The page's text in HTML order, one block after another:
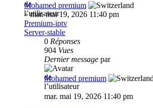
Mohamed premium
»mar. mai 19, 2026 11:40 pm
Premium-iptv
Server-stable
0 Réponses
904 Vues
Dernier message par
Mohamed premium
mar. mai 19, 2026 11:40 pm